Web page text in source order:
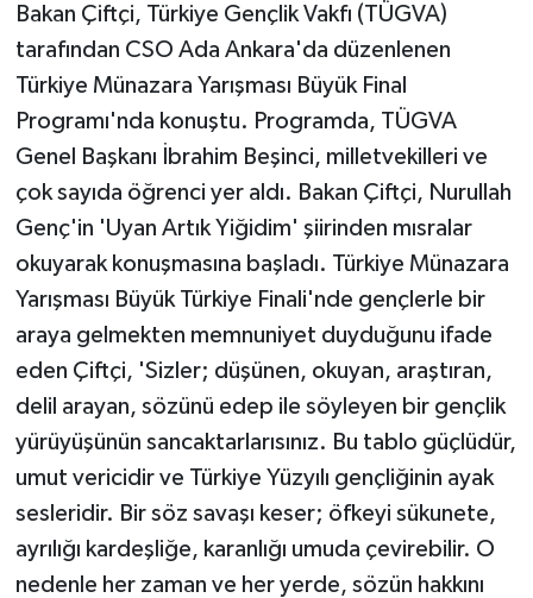
Bakan Çiftçi, Türkiye Gençlik Vakfı (TÜGVA)
tarafından CSO Ada Ankara'da düzenlenen
Türkiye Münazara Yarışması Büyük Final
Programı'nda konuştu. Programda, TÜGVA
Genel Başkanı İbrahim Beşinci, milletvekilleri ve
çok sayıda öğrenci yer aldı. Bakan Çiftçi, Nurullah
Genç'in 'Uyan Artık Yiğidim' şiirinden mısralar
okuyarak konuşmasına başladı. Türkiye Münazara
Yarışması Büyük Türkiye Finali'nde gençlerle bir
araya gelmekten memnuniyet duyduğunu ifade
eden Çiftçi, 'Sizler; düşünen, okuyan, araştıran,
delil arayan, sözünü edep ile söyleyen bir gençlik
yürüyüşünün sancaktarlarısınız. Bu tablo güçlüdür,
umut vericidir ve Türkiye Yüzyılı gençliğinin ayak
sesleridir. Bir söz savaşı keser; öfkeyi sükunete,
ayrılığı kardeşliğe, karanlığı umuda çevirebilir. O
nedenle her zaman ve her yerde, sözün hakkını